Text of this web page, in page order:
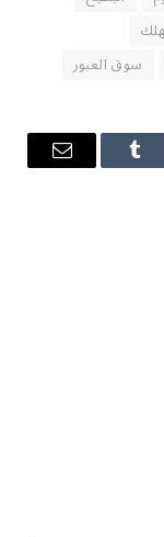
سوق العبور
Tumblr
البريد